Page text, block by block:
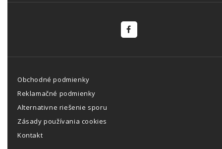
Obchodné podmienky
Reklamačné podmienky
Alternativne riešenie sporu
Zásady používania cookies
Kontakt